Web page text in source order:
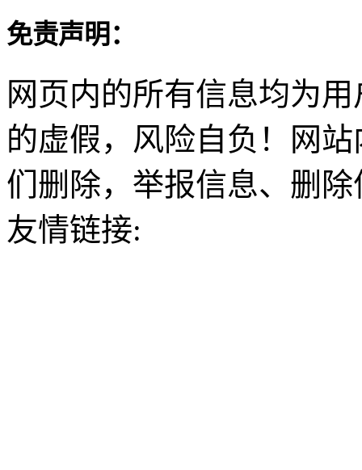
免责声明：
网页内的所有信息均为
的虚假，风险自负！网
们删除，举报信息、删
友情链接: